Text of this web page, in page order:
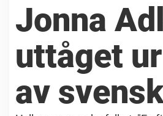
Jonna
uttåget
av